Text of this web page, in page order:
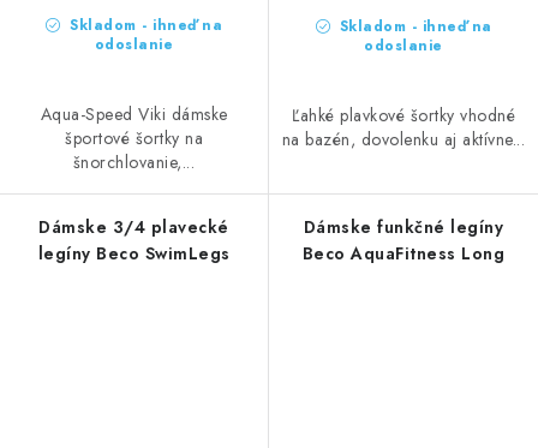
Skladom - ihneď na
odoslanie
Aqua-Speed Viki dámske
športové šortky na
šnorchlovanie,...
Skladom - ihneď na
odoslanie
Ľahké plavkové šortky vhodné
na bazén, dovolenku aj aktívne...
Dámske 3/4 plavecké
legíny Beco SwimLegs
Dámske funkčné legíny
Beco AquaFitness Long